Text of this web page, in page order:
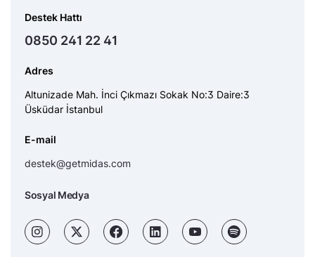
Destek Hattı
0850 241 22 41
Adres
Altunizade Mah. İnci Çıkmazı Sokak No:3 Daire:3
Üsküdar İstanbul
E-mail
destek@getmidas.com
Sosyal Medya